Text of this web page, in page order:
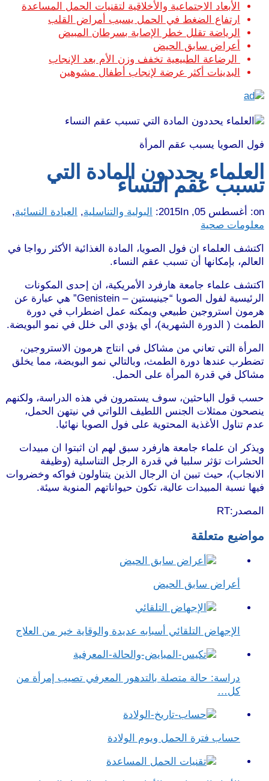
الأبعاد الاجتماعية والأخلاقية لتقنيات الحمل المساعدة
ارتفاع الضغط في الحمل يسبب أمراض القلب
الرياضة تقلل خطر الإصابة بسرطان المبيض
أعراض سابق الحيض
الرضاعة الطبيعية تخفف وزن الأم بعد الإنجاب
البدينات أكثر عرضة لإنجاب أطفال مشوهين
فول الصويا يسبب عقم المرأة
العلماء يحددون المادة التي
تسبب عقم النساء
on: أغسطس 05, 2015 In: البولية والتناسلية, العيادة النسائية,
معلومات صحية
اكتشف العلماء ان فول الصويا، المادة الغذائية الأكثر رواجا في
العالم، بإمكانها أن تسبب عقم النساء.
اكتشف علماء جامعة هارفرد الأمريكية، ان إحدى المكونات
الرئيسية لفول الصويا “جينيستين – Genistein” هي عبارة عن
هرمون استروجين طبيعي ويمكنه عمل اضطراب في دورة
الطمث ( الدورة الشهرية)، أي يؤدي الى خلل في نمو البويضة.
المرأة التي تعاني من مشاكل في انتاج هرمون الاستروجين،
تضطرب عندها دورة الطمث، وبالتالي نمو البويضة، مما يخلق
مشاكل في قدرة المرأة على الحمل.
حسب قول الباحثين، سوف يستمرون في هذه الدراسة، ولكنهم
ينصحون ممثلات الجنس اللطيف اللواتي في نيتهن الحمل،
عدم تناول الأغذية المحتوية على فول الصويا نهائيا.
ويذكر ان علماء جامعة هارفرد سبق لهم ان اثبتوا ان مبيدات
الحشرات تؤثر سلبيا في قدرة الرجل التناسلية (وظيفة
الانجاب)، حيث تبين ان الرجال الذين يتناولون فواكه وخضروات
فيها نسبة المبيدات عالية، تكون حيواناتهم المنوية سيئة.
المصدر:RT
مواضيع متعلقة
أعراض سابق الحيض
الإجهاض التلقائي أسبابه عديدة والوقاية خير من العلاج
دراسة: حالة متصلة بالتدهور المعرفي تصيب إمرأة من
كل…
حساب فترة الحمل ويوم الولادة